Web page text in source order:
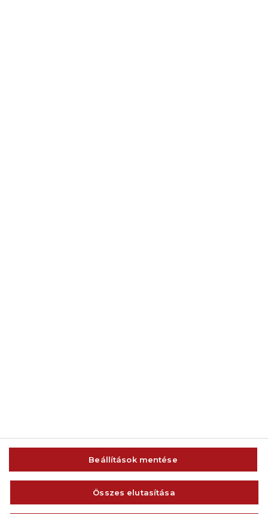
© 2014-2026 AMC Global Media Inc. Minden jog fenntartva.
IMPRESSZUM
FELHASZNÁLÁSI FELTÉTELEK
VISSZAÉLÉS-BEJELENTÉS
Beállítások mentése
Összes elutasítása